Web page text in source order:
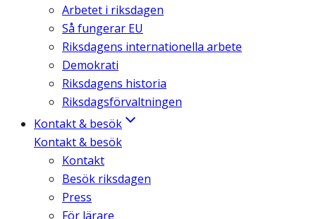
Arbetet i riksdagen
Så fungerar EU
Riksdagens internationella arbete
Demokrati
Riksdagens historia
Riksdagsförvaltningen
Kontakt & besök
Kontakt & besök
Kontakt
Besök riksdagen
Press
För lärare